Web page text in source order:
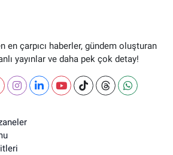
en çarpıcı haberler, gündem oluşturan
yayınlar ve daha pek çok detay!